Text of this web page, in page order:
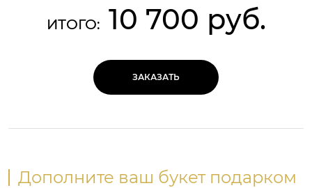
ИТОГО: 10 700 руб.
ЗАКАЗАТЬ
Дополните ваш букет подарком